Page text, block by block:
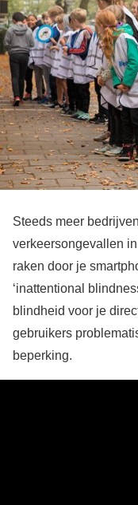
Steeds meer
verkeersongevallen
raken door je
‘inattentional
blindheid voor je
gebruikers
beperking.